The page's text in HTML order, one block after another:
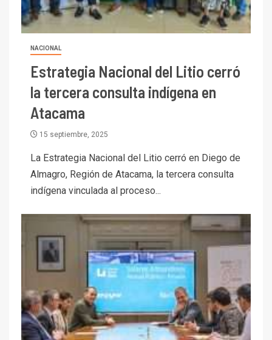
NACIONAL
Estrategia Nacional del Litio cerró
la tercera consulta indígena en
Atacama
15 septiembre, 2025
La Estrategia Nacional del Litio cerró en Diego de
Almagro, Región de Atacama, la tercera consulta
indígena vinculada al proceso...